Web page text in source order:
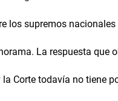
los supremos nacionales
La respuesta que
Corte todavía no tiene